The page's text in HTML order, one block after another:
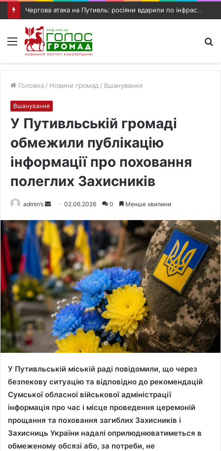
Чергова атака на Путивль: росіяни вдарили по інфраструктурному об’єкту та автомобілю
Меню
Головна / Новини громад / Вшанування
Вшанування
У Путивльській громаді
обмежили публікацію
інформації про поховання
полеглих Захисників
admin’s
n
n
e
m
a
i
l
02.06.2026 0 Менше хвилини
У Путивльській міській раді повідомили, що через
безпекову ситуацію та відповідно до рекомендацій
Сумської обласної військової адміністрації
інформація про час і місце проведення церемоній
прощання та поховання загиблих Захисників і
Захисниць України надалі оприлюднюватиметься в
обмеженому обсязі або, за потреби, не